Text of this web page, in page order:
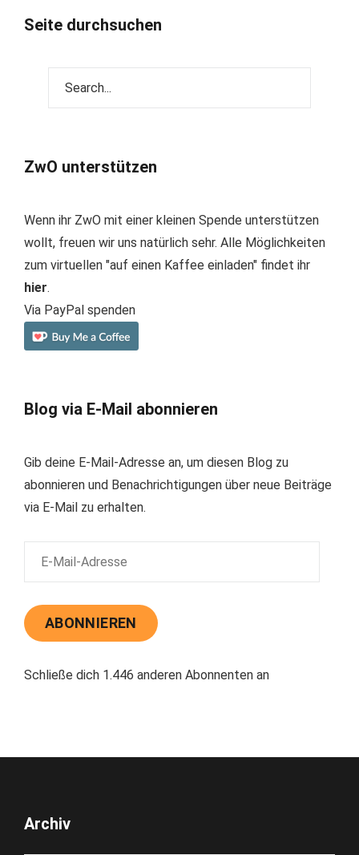
Seite durchsuchen
ZwO unterstützen
Wenn ihr ZwO mit einer kleinen Spende unterstützen
wollt, freuen wir uns natürlich sehr. Alle Möglichkeiten
zum virtuellen "auf einen Kaffee einladen" findet ihr
hier.
Via PayPal spenden
Blog via E-Mail abonnieren
Gib deine E-Mail-Adresse an, um diesen Blog zu
abonnieren und Benachrichtigungen über neue Beiträge
via E-Mail zu erhalten.
ABONNIEREN
Schließe dich 1.446 anderen Abonnenten an
Archiv